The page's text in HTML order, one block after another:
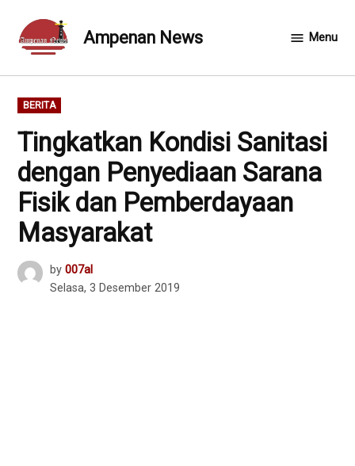
content
Ampenan News Menu
POSTED
IN
BERITA
Tingkatkan Kondisi Sanitasi
dengan Penyediaan Sarana
Fisik dan Pemberdayaan
Masyarakat
by 007al
Selasa, 3 Desember 2019